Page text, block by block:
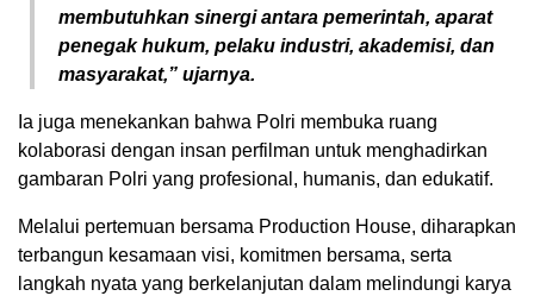
membutuhkan sinergi antara pemerintah, aparat
penegak hukum, pelaku industri, akademisi, dan
masyarakat,” ujarnya.
Ia juga menekankan bahwa Polri membuka ruang
kolaborasi dengan insan perfilman untuk menghadirkan
gambaran Polri yang profesional, humanis, dan edukatif.
Melalui pertemuan bersama Production House, diharapkan
terbangun kesamaan visi, komitmen bersama, serta
langkah nyata yang berkelanjutan dalam melindungi karya